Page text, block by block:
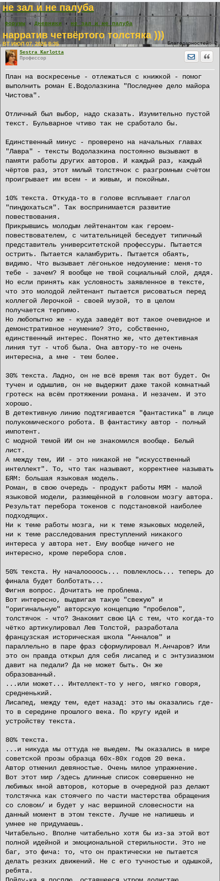
не зал и не палуба
Форумы Дневники не зал и не палуба
нарратив четвёртого толстяка )))
Благодарностей:2
ВТ ИЮЛ 07, 2026 8:35
Sestra Karlotta
Профессор
План на воскресенье - отлежаться с книжкой - помог
выполнить роман Е.Водолазкина "Последнее дело майора
Чистова".
Отличный был выбор, надо сказать. Изумительно пустой
текст. Бульварное чтиво так не сработало бы.
Единственный минус - проверено на начальных главах
"Лавра" - тексты Водолазкина постоянно вызывают в
памяти работы других авторов. И каждый раз, каждый
чёртов раз, этот милый толстячок с разгромным счётом
проигрывает им всем - и живым, и покойным.
10% текста. Откуда-то в голове всплывает глагол
"пиндюхаться". Так воспринимается развитие
повествования.
Прикрывшись молодым лейтенантом как героем-
повествователем, с читательницей беседует типичный
представитель университетской профессуры. Пытается
острить. Пытается каламбурить. Пытается обаять,
видимо. Что вызывает лёгонькое недоумение: меня-то
тебе - зачем? Я вообще не твой социальный слой, дядя.
Но если принять как условность заявленное в тексте,
что это молодой лейтенант пытается рисоваться перед
коллегой Лерочкой - своей музой, то в целом
получается терпимо.
Но любопытно же - куда заведёт вот такое очевидное и
демонстративное неумение? Это, собственно,
единственный интерес. Понятно же, что детективная
линия тут - чтоб была. Она автору-то не очень
интересна, а мне - тем более.
30% текста. Ладно, он не всё время так вот будет. Он
тучен и одышлив, он не выдержит даже такой комнатный
гротеск на всём протяжении романа. И незачем. И это
хорошо.
В детективную линию подтягивается "фантастика" в лице
полукомического робота. В фантастику автор - полный
импотент.
С модной темой ИИ он не знакомился вообще. Белый
лист.
А между тем, ИИ - это никакой не "искусственный
интеллект". То, что так называют, корректнее называть
БЯМ: большая языковая модель.
Роман, в свою очередь - продукт работы МЯМ - малой
языковой модели, размещённой в головном мозгу автора.
Результат перебора токенов с подстановкой наиболее
подходящих.
Ни к теме работы мозга, ни к теме языковых моделей,
ни к теме расследования преступлений никакого
интереса у автора нет. Ему вообще ничего не
интересно, кроме перебора слов.
50% текста. Ну началоооось... повлеклось... теперь до
финала будет болботать...
Фигня вопрос. Дочитать не проблема.
Вот интересно, выдвигая такую "свежую" и
"оригинальную" авторскую концепцию "пробелов",
толстячок - что? Знакомит свою ЦА с тем, что когда-то
чётко артикулировал Лев Толстой, разработала
французская историческая школа "Анналов" и
параллельно в паре фраз сформулировал М.Анчаров? Или
это он правда открыл для себя лисапед и с энтузиазмом
давит на педали? Да не может быть. Он же
образованный.
...или может... Интеллект-то у него, мягко говоря,
средненький.
Лисапед, между тем, едет назад: это мы оказались где-
то в середине прошлого века. По кругу идей и
устройству текста.
80% текста.
...и никуда мы оттуда не выедем. Мы оказались в мире
советской прозы образца 60х-80х годов 20 века.
Автор отменил девяностые. Очень милое упражнение.
Вот этот мир /здесь длинные список совершенно не
любимых мной авторов, которые в очередной раз делают
толстячка как стоячего по части мастерства обращения
со словом/ и будет у нас вершиной словесности на
данный момент в этом тексте. Лучше не напишешь и
умнее не придумаешь.
Читабельно. Вполне читабельно хотя бы из-за этой вот
полной идейной и эмоциональной стерильности. Это не
баг, это фича: то, что он практически не пытается
делать резких движений. Не с его тучностью и одышкой,
ребята.